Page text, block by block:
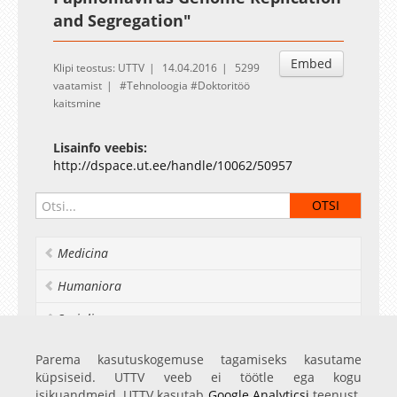
and Segregation"
Embed
Klipi teostus: UTTV 14.04.2016
5299
vaatamist
Tehnoloogia
Doktoritöö
kaitsmine
Lisainfo veebis:
http://dspace.ut.ee/handle/10062/50957
Medicina
Humaniora
Socialia
Realia et naturalia
Ülikoolist veel
Parema kasutuskogemuse tagamiseks kasutame
küpsiseid. UTTV veeb ei töötle ega kogu